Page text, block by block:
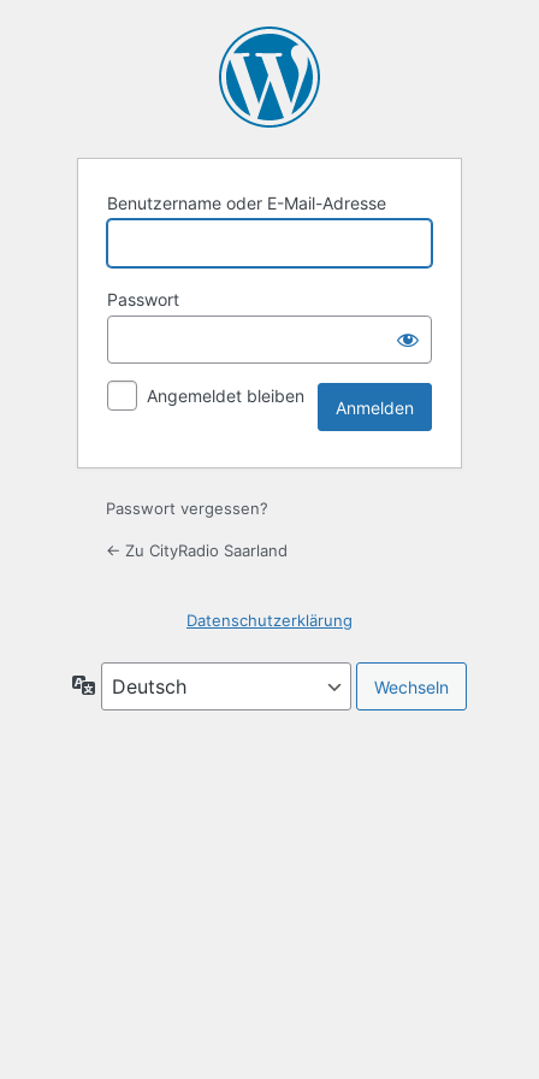
Benutzername oder E-Mail-Adresse
Passwort
Angemeldet bleiben
Passwort vergessen?
← Zu CityRadio Saarland
Datenschutzerklärung
Sprache